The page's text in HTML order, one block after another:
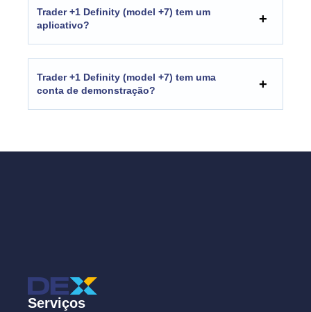
Trader +1 Definity (model +7) tem um
aplicativo?
Trader +1 Definity (model +7) tem uma
conta de demonstração?
Serviços